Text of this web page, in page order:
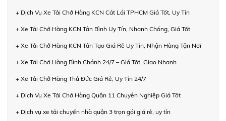
+ Dịch Vụ Xe Tải Chở Hàng KCN Cát Lái TPHCM Giá Tốt, Uy Tín
+ Xe Tải Chở Hàng KCN Tân Bình Uy Tín, Nhanh Chóng, Giá Tốt
+ Xe Tải Chở Hàng KCN Tân Tạo Giá Rẻ Uy Tín, Nhận Hàng Tận Nơi
+ Xe Tải Chở Hàng Bình Chánh 24/7 – Giá Tốt, Giao Nhanh
+ Xe Tải Chở Hàng Thủ Đức Giá Rẻ, Uy Tín 24/7
+ Dịch Vụ Xe Tải Chở Hàng Quận 11 Chuyên Nghiệp Giá Tốt
+ Dịch vụ xe tải chuyển nhà quận 3 trọn gói giá rẻ, uy tín